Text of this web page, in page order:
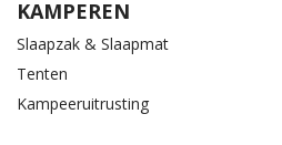
KAMPEREN
Slaapzak & Slaapmat
Tenten
Kampeeruitrusting